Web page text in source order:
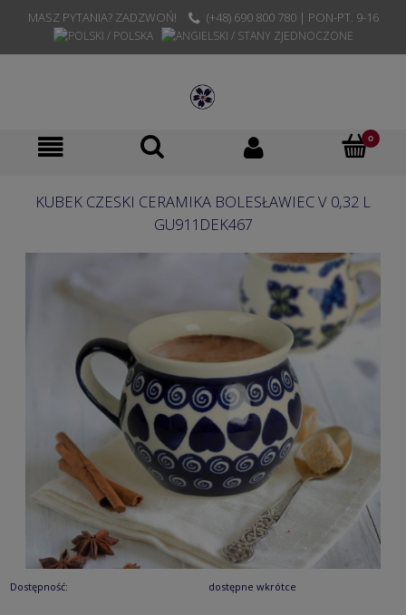
MASZ PYTANIA? ZADZWOŃ! (+48) 690 800 780 | PON-PT. 9-16
KUBEK CZESKI CERAMIKA BOLESŁAWIEC V 0,32 L
GU911DEK467
Dostępność: dostępne wkrótce